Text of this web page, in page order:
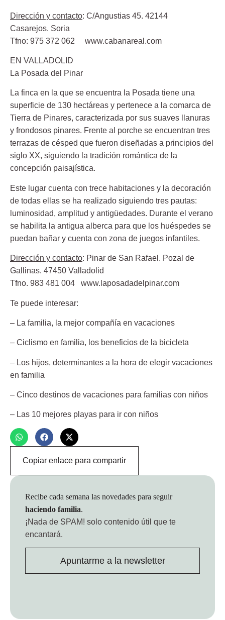
Dirección y contacto: C/Angustias 45. 42144
Casarejos. Soria
Tfno: 975 372 062 www.cabanareal.com
EN VALLADOLID
La Posada del Pinar
La finca en la que se encuentra la Posada tiene una
superficie de 130 hectáreas y pertenece a la comarca de
Tierra de Pinares, caracterizada por sus suaves llanuras
y frondosos pinares. Frente al porche se encuentran tres
terrazas de césped que fueron diseñadas a principios del
siglo XX, siguiendo la tradición romántica de la
concepción paisajística.
Este lugar cuenta con trece habitaciones y la decoración
de todas ellas se ha realizado siguiendo tres pautas:
luminosidad, amplitud y antigüedades. Durante el verano
se habilita la antigua alberca para que los huéspedes se
puedan bañar y cuenta con zona de juegos infantiles.
Dirección y contacto: Pinar de San Rafael. Pozal de
Gallinas. 47450 Valladolid
Tfno. 983 481 004 www.laposadadelpinar.com
Te puede interesar:
– La familia, la mejor compañía en vacaciones
– Ciclismo en familia, los beneficios de la bicicleta
– Los hijos, determinantes a la hora de elegir vacaciones
en familia
– Cinco destinos de vacaciones para familias con niños
– Las 10 mejores playas para ir con niños
Copiar enlace para compartir
Recibe cada semana las novedades para seguir
haciendo familia.
¡Nada de SPAM! solo contenido útil que te
encantará.
Apuntarme a la newsletter